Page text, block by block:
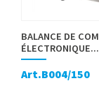
BALANCE DE
ÉLECTRONIQUE...
Art.B004/150